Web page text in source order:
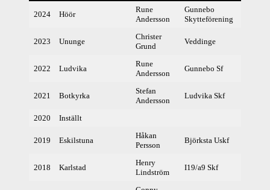
2024 Höör
Rune
Andersson
Gunnebo
Skytteförening
2023 Ununge
Christer
Grund
Veddinge
2022 Ludvika
Rune
Andersson
Gunnebo Sf
2021 Botkyrka
Stefan
Andersson
Ludvika Skf
2020 Inställt
2019 Eskilstuna
Håkan
Persson
Björksta Uskf
2018 Karlstad
Henry
Lindström
I19/a9 Skf